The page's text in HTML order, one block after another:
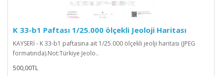
K 33-b1 Paftası 1/25.000 ölçekli Jeoloji Haritası
KAYSERİ - K 33-b1 paftasına ait 1/25.000 ölçekli jeolji haritası (JPEG
formatında).Not:Türkiye Jeolo..
500,00TL